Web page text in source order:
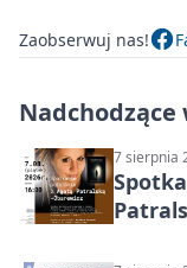
Zaobserwuj nas!
7 sierpnia